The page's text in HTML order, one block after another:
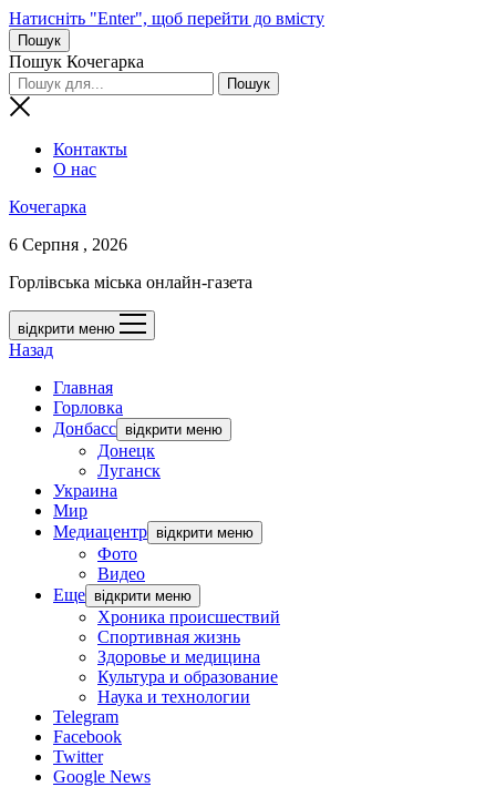
Натисніть "Enter", щоб перейти до вмісту
Пошук
Пошук Кочегарка
Контакты
О нас
Кочегарка
6 Серпня , 2026
Горлівська міська онлайн-газета
відкрити меню
Назад
Главная
Горловка
Донбасс відкрити меню
Донецк
Луганск
Украина
Мир
Медиацентр відкрити меню
Фото
Видео
Еще відкрити меню
Хроника происшествий
Спортивная жизнь
Здоровье и медицина
Культура и образование
Наука и технологии
Telegram
Facebook
Twitter
Google News